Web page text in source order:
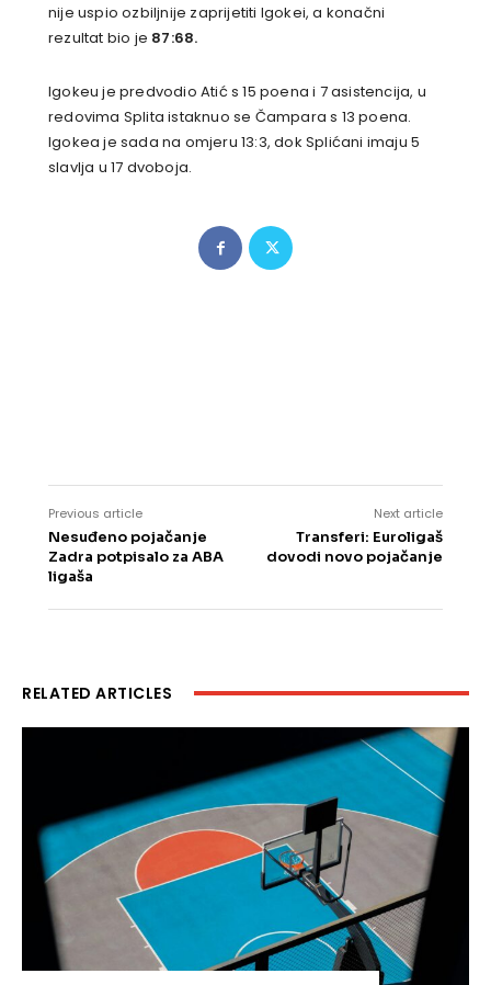
nije uspio ozbiljnije zaprijetiti Igokei, a konačni
rezultat bio je 87:68.
Igokeu je predvodio Atić s 15 poena i 7 asistencija, u
redovima Splita istaknuo se Čampara s 13 poena.
Igokea je sada na omjeru 13:3, dok Splićani imaju 5
slavlja u 17 dvoboja.
Previous article
Nesuđeno pojačanje
Zadra potpisalo za ABA
ligaša
Next article
Transferi: Euroligaš
dovodi novo pojačanje
RELATED ARTICLES